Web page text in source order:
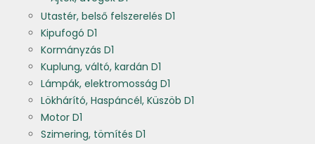
Utastér, belső felszerelés D1
Kipufogó D1
Kormányzás D1
Kuplung, váltó, kardán D1
Lámpák, elektromosság D1
Lökhárító, Haspáncél, Küszöb D1
Motor D1
Szimering, tömítés D1